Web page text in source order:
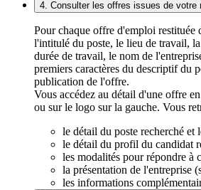
4. Consulter les offres issues de votre
Pour chaque offre d'emploi restituée
l'intitulé du poste, le lieu de travail,
durée de travail, le nom de
premiers caractères du descriptif du
publication de l'offre.
Vous accédez au détail d'une offre
ou sur le logo sur la gauche. Vous
le détail du poste recherché et
le détail du profil du candidat
les modalités pour répondre à
la présentation de l'entreprise
les informations